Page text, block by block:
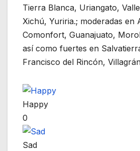
Tierra Blanca, Uriangato,
Xichú, Yuriria.; moderadas en
Comonfort, Guanajuato,
así como fuertes en
Francisco del Rincón,
Happy
0
Sad